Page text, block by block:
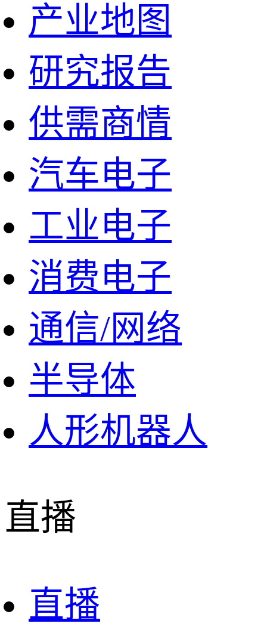
产业地图
研究报告
供需商情
汽车电子
工业电子
消费电子
通信/网络
半导体
人形机器人
直播
直播